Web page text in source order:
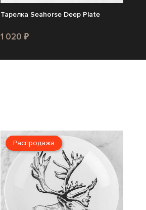
Тарелка Seahorse Deep Plate
1 020 ₽
Распродажа